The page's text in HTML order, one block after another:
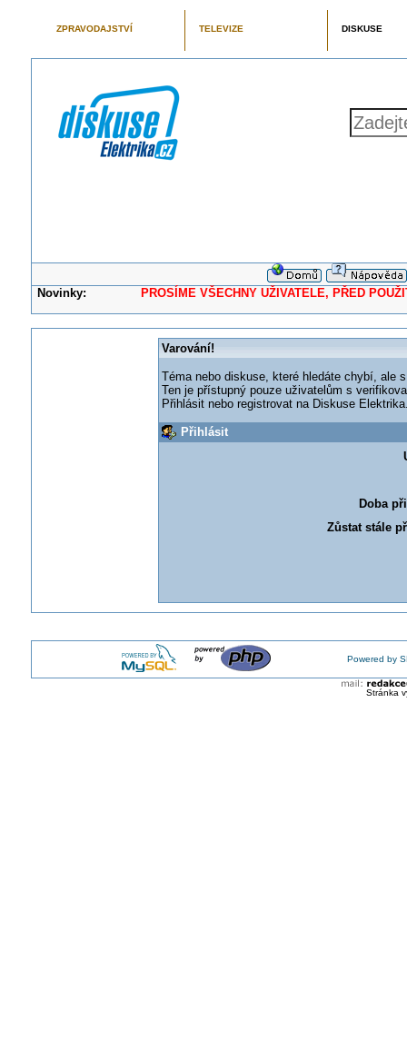
ZPRAVODAJSTVÍ TELEVIZE DISKUSE
Novinky: PROSÍME VŠECHNY UŽIVATELE, PŘED
Varování!
Téma nebo diskuse, které hledáte chybí, ale
Ten je přístupný pouze uživatelům s
Přihlásit nebo registrovat na Diskuse
Přihlásit
Doba
Zůstat stále
Powered by
Stránka